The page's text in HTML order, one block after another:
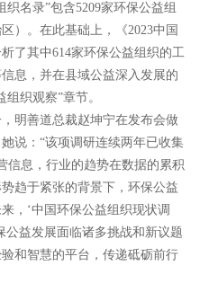
织名录”包含5209家环保公益组
）。在此基础上，《2023中国
了其中614家环保公益组织的工
息，并在县域公益深入发展的
织观察”章节。
明善道总裁赵坤宁在发布会做
说：“该项调研连续两年已收集
信息，行业的趋势在数据的累积
趋于紧张的背景下，环保公益
，‘中国环保公益组织现状调
公益发展面临诸多挑战和新议题
和智慧的平台，传递砥砺前行